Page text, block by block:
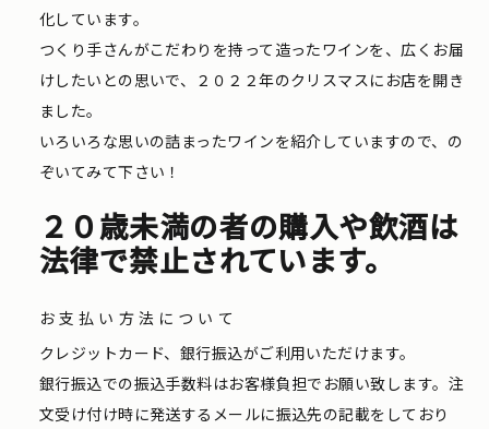
化しています。
つくり手さんがこだわりを持って造ったワインを、広くお届
けしたいとの思いで、２０２２年のクリスマスにお店を開き
ました。
いろいろな思いの詰まったワインを紹介していますので、の
ぞいてみて下さい！
２０歳未満の者の購入や飲酒は
法律で禁止されています。
お支払い方法について
クレジットカード、銀行振込がご利用いただけます。
銀行振込での振込手数料はお客様負担でお願い致します。注
文受け付け時に発送するメールに振込先の記載をしており